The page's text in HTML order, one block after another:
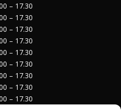
– 17.30
– 17.30
– 17.30
– 17.30
– 17.30
– 17.30
– 17.30
– 17.30
– 17.30